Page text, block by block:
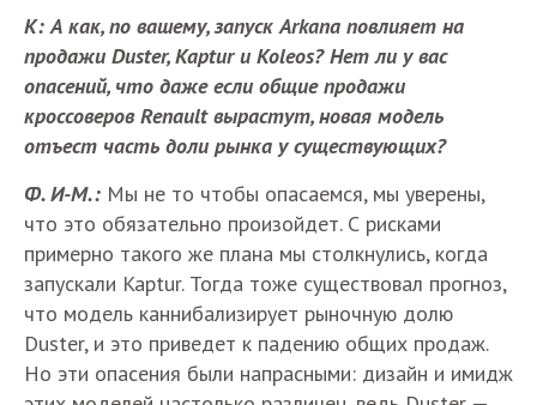
К: А как, по вашему, запуск Arkana повлияет на
продажи Duster, Kaptur и Koleos? Нет ли у вас
опасений, что даже если общие продажи
кроссоверов Renault вырастут, новая модель
отъест часть доли рынка у существующих?
Ф. И-М.: Мы не то чтобы опасаемся, мы уверены,
что это обязательно произойдет. С рисками
примерно такого же плана мы столкнулись, когда
запускали Kaptur. Тогда тоже существовал прогноз,
что модель каннибализирует рыночную долю
Duster, и это приведет к падению общих продаж.
Но эти опасения были напрасными: дизайн и имидж